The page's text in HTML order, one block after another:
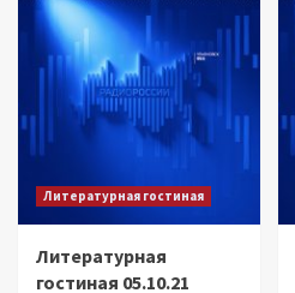
Литературная гостиная
Литературная
гостиная 05.10.21